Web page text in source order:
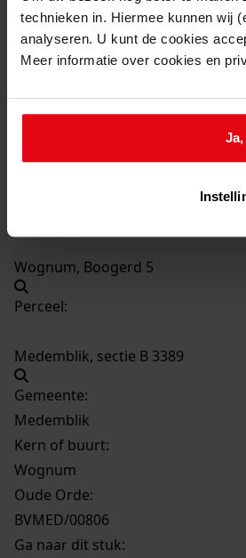
technieken in. Hiermee kunnen wij
analyseren. U kunt de cookies
Meer informatie over cookies en
806Veranderen van de gevels en
2008 - 2010
Datering:
Beschrijving:
Veranderen van de gevels en de
Datum vergunning:
Wognum, Boogerd 5
Perceel:
Medemblik, sectie B 3389
Gemeente:
Medemblik
Kern of buurt:
Wognum
Oude Orde:
BVMED/00806
Ga naar dit stuk: